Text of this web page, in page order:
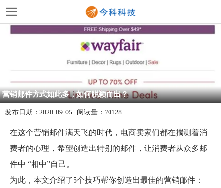
营销邮件方式如此多，如何脱颖而出？
发布日期： 2020-09-05 阅读量： 70128
在这个营销邮件满天飞的时代， 电商卖家们都在揣测着消
费者的心理，希望创造出特别的邮件，让消费者从众多邮
件中 “相中”自己。
为此，本文介绍了5个技巧帮你创造出最佳的营销邮件：